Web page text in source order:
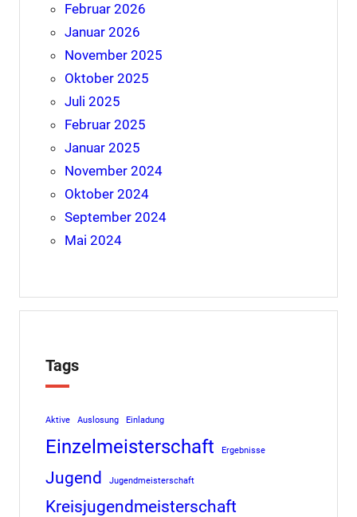
Februar 2026
Januar 2026
November 2025
Oktober 2025
Juli 2025
Februar 2025
Januar 2025
November 2024
Oktober 2024
September 2024
Mai 2024
Tags
Aktive Auslosung Einladung
Einzelmeisterschaft Ergebnisse
Jugend Jugendmeisterschaft
Kreisjugendmeisterschaft